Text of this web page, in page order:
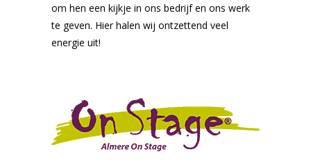
om hen een kijkje in ons bedrijf en ons werk
te geven. Hier halen wij ontzettend veel
energie uit!